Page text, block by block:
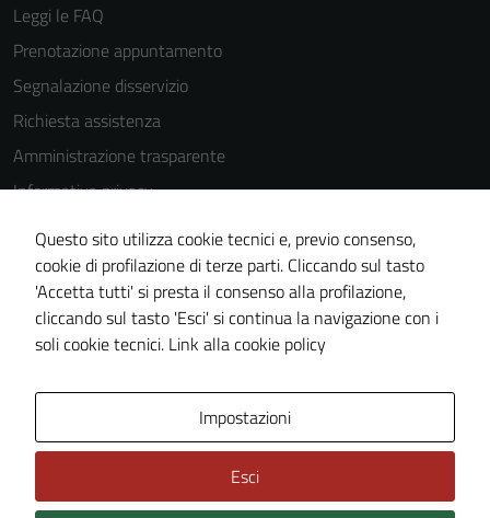
Leggi le FAQ
Prenotazione appuntamento
Segnalazione disservizio
Richiesta assistenza
Amministrazione trasparente
Informativa privacy
Cookie Policy
Note legali
Dichiarazione di accessibilità
Piano di miglioramento del sito
Questo sito utilizza cookie tecnici e, previo consenso,
cookie di profilazione di terze parti. Cliccando sul tasto
'Accetta tutti' si presta il consenso alla profilazione,
cliccando sul tasto 'Esci' si continua la navigazione con i
soli cookie tecnici. Link alla cookie policy
Impostazioni
Esci